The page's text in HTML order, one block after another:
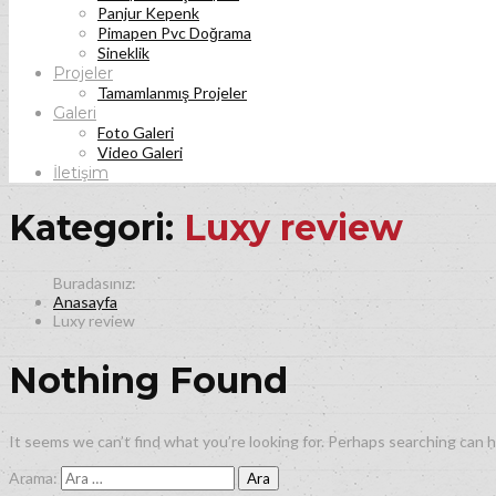
Panjur Kepenk
Pimapen Pvc Doğrama
Sineklik
Projeler
Tamamlanmış Projeler
Galeri
Foto Galeri
Video Galeri
İletişim
Kategori: Luxy review
Anasayfa
Luxy review
Nothing Found
It seems we can’t find what you’re looking for. Perhaps searching can
Arama: